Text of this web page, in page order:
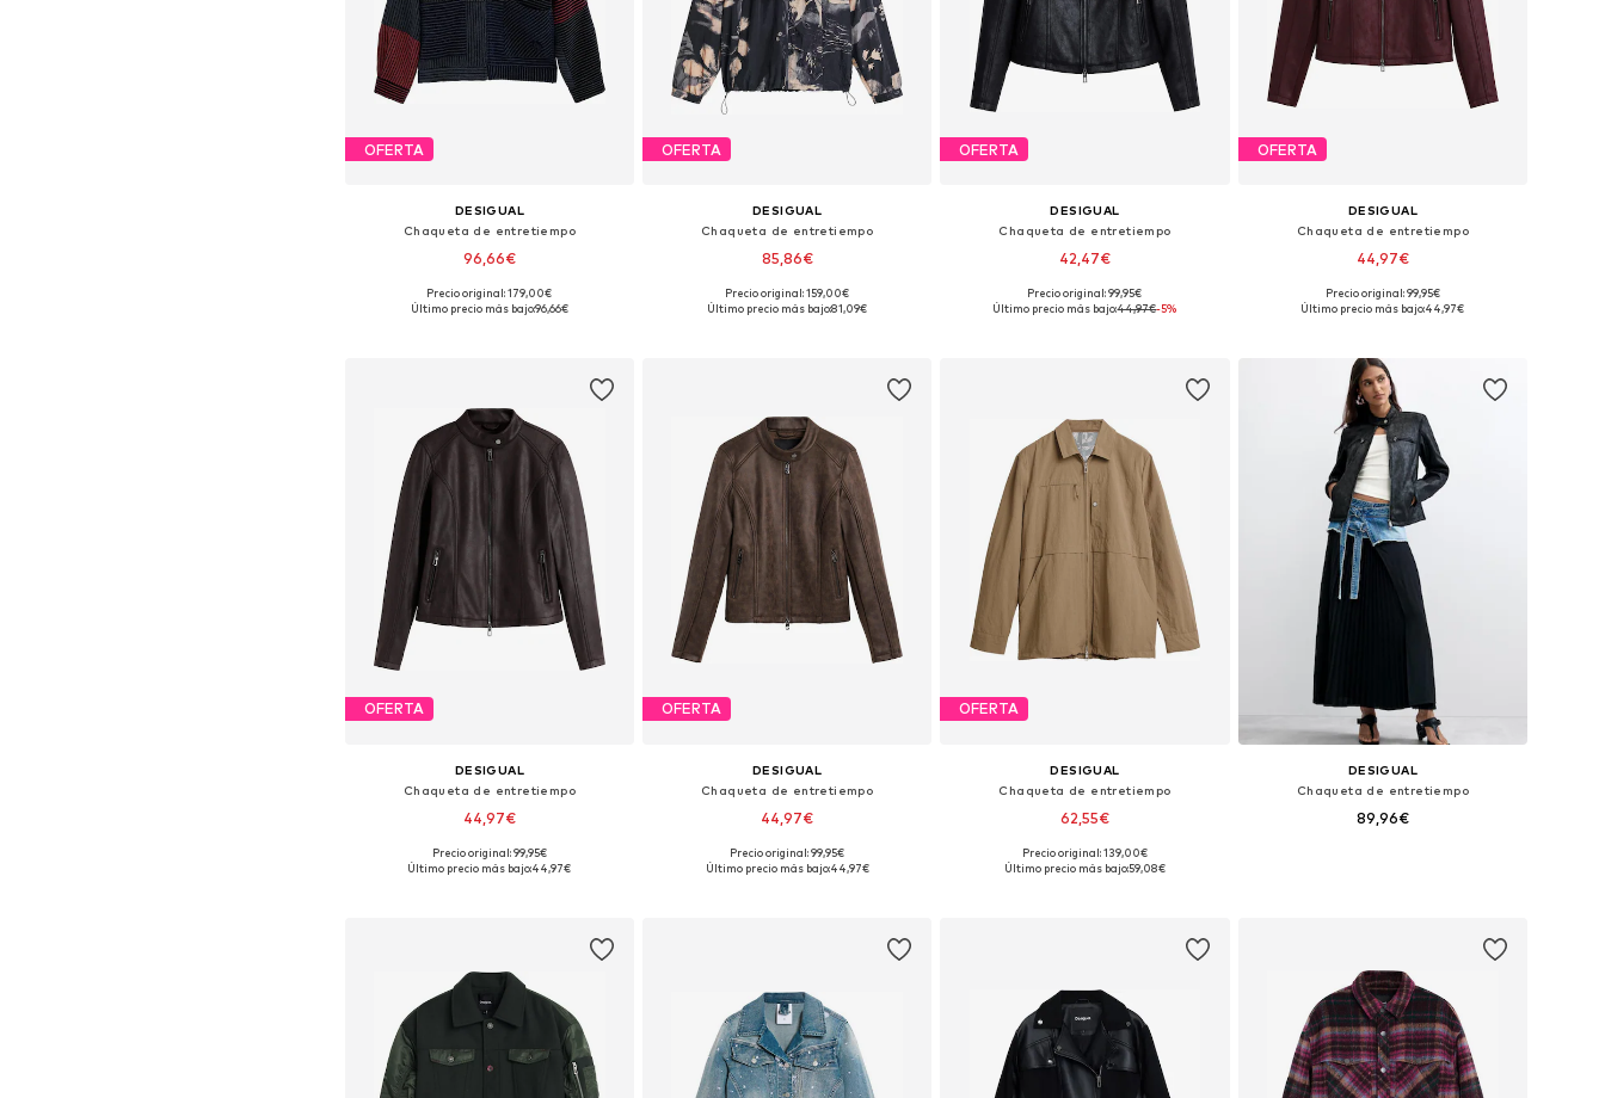
OFERTA
DESIGUAL
Chaqueta de entretiempo
96,66€
Tallas disponibles: S, M, L, XL
Precio original: 179,00€
Último precio más bajo:96,66€
OFERTA
DESIGUAL
Chaqueta de entretiempo
85,86€
Tallas disponibles: S, M, L, XL
Precio original: 159,00€
Último precio más bajo:81,09€
OFERTA
DESIGUAL
Chaqueta de entretiempo
42,47€
Tallas disponibles: XS, S, M, L, XL, XXL
Precio original: 99,95€
Último precio más bajo:44,97€-5%
OFERTA
DESIGUAL
Chaqueta de entretiempo
44,97€
Tallas disponibles: XS, S, M, L, XL, XXL
Precio original: 99,95€
Último precio más bajo:44,97€
OFERTA
DESIGUAL
Chaqueta de entretiempo
44,97€
Tallas disponibles: XS, S, M, L, XL, XXL
Precio original: 99,95€
Último precio más bajo:44,97€
OFERTA
DESIGUAL
Chaqueta de entretiempo
44,97€
Tallas disponibles: XS, S, M, L, XL, XXL
Precio original: 99,95€
Último precio más bajo:44,97€
OFERTA
DESIGUAL
Chaqueta de entretiempo
62,55€
Tallas disponibles: S, M, L, XL
Precio original: 139,00€
Último precio más bajo:59,08€
DESIGUAL
Chaqueta de entretiempo
89,96€